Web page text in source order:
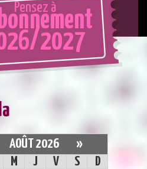
Pensez à
2027
AOÛT 2026
»
M J V S
D